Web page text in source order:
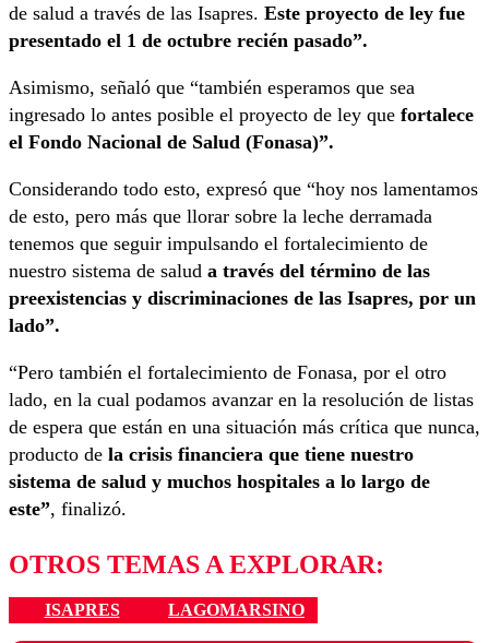
de salud a través de las Isapres. Este proyecto de ley fue
presentado el 1 de octubre recién pasado”.
Asimismo, señaló que “también esperamos que sea
ingresado lo antes posible el proyecto de ley que fortalece
el Fondo Nacional de Salud (Fonasa)”.
Considerando todo esto, expresó que “hoy nos lamentamos
de esto, pero más que llorar sobre la leche derramada
tenemos que seguir impulsando el fortalecimiento de
nuestro sistema de salud a través del término de las
preexistencias y discriminaciones de las Isapres, por un
lado”.
“Pero también el fortalecimiento de Fonasa, por el otro
lado, en la cual podamos avanzar en la resolución de listas
de espera que están en una situación más crítica que nunca,
producto de la crisis financiera que tiene nuestro
sistema de salud y muchos hospitales a lo largo de
este”, finalizó.
OTROS TEMAS A EXPLORAR:
ISAPRES LAGOMARSINO